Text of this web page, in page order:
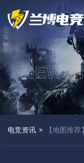
电竞资讯 > 【地图推